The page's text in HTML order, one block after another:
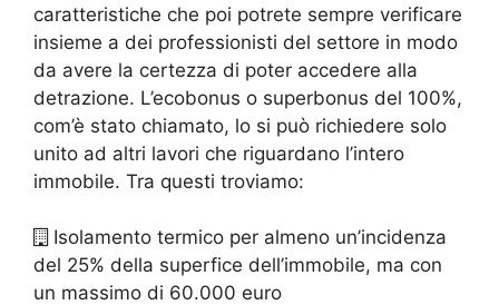
caratteristiche che poi potrete sempre verificare
insieme a dei professionisti del settore in modo
da avere la certezza di poter accedere alla
detrazione. L’ecobonus o superbonus del 100%,
com’è stato chiamato, lo si può richiedere solo
unito ad altri lavori che riguardano l’intero
immobile. Tra questi troviamo:
Isolamento termico per almeno un’incidenza
del 25% della superfice dell’immobile, ma con
un massimo di 60.000 euro